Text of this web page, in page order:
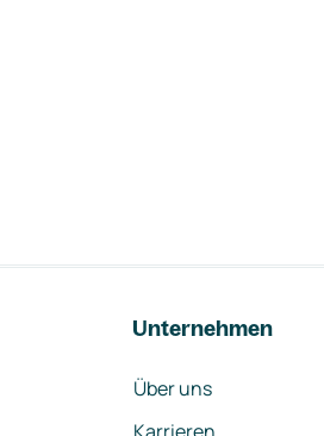
Unternehmen
Über uns